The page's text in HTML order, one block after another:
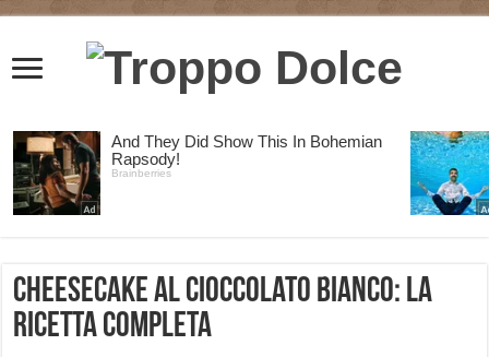
Cheesecake al cioccolato bianco: la
ricetta completa